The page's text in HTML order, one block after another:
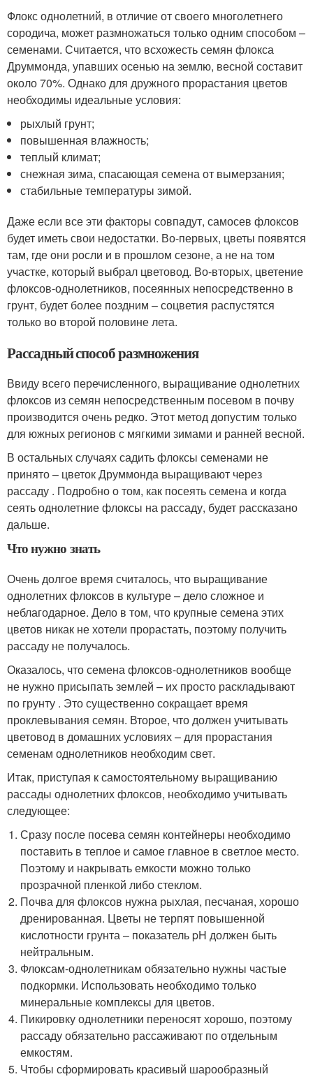
Флокс однолетний, в отличие от своего многолетнего
сородича, может размножаться только одним способом –
семенами. Считается, что всхожесть семян флокса
Друммонда, упавших осенью на землю, весной составит
около 70%. Однако для дружного прорастания цветов
необходимы идеальные условия:
рыхлый грунт;
повышенная влажность;
теплый климат;
снежная зима, спасающая семена от вымерзания;
стабильные температуры зимой.
Даже если все эти факторы совпадут, самосев флоксов
будет иметь свои недостатки. Во-первых, цветы появятся
там, где они росли и в прошлом сезоне, а не на том
участке, который выбрал цветовод. Во-вторых, цветение
флоксов-однолетников, посеянных непосредственно в
грунт, будет более поздним – соцветия распустятся
только во второй половине лета.
Рассадный способ размножения
Ввиду всего перечисленного, выращивание однолетних
флоксов из семян непосредственным посевом в почву
производится очень редко. Этот метод допустим только
для южных регионов с мягкими зимами и ранней весной.
В остальных случаях садить флоксы семенами не
принято – цветок Друммонда выращивают через
рассаду . Подробно о том, как посеять семена и когда
сеять однолетние флоксы на рассаду, будет рассказано
дальше.
Что нужно знать
Очень долгое время считалось, что выращивание
однолетних флоксов в культуре – дело сложное и
неблагодарное. Дело в том, что крупные семена этих
цветов никак не хотели прорастать, поэтому получить
рассаду не получалось.
Оказалось, что семена флоксов-однолетников вообще
не нужно присыпать землей – их просто раскладывают
по грунту . Это существенно сокращает время
проклевывания семян. Второе, что должен учитывать
цветовод в домашних условиях – для прорастания
семенам однолетников необходим свет.
Итак, приступая к самостоятельному выращиванию
рассады однолетних флоксов, необходимо учитывать
следующее:
Сразу после посева семян контейнеры необходимо
поставить в теплое и самое главное в светлое место.
Поэтому и накрывать емкости можно только
прозрачной пленкой либо стеклом.
Почва для флоксов нужна рыхлая, песчаная, хорошо
дренированная. Цветы не терпят повышенной
кислотности грунта – показатель pH должен быть
нейтральным.
Флоксам-однолетникам обязательно нужны частые
подкормки. Использовать необходимо только
минеральные комплексы для цветов.
Пикировку однолетники переносят хорошо, поэтому
рассаду обязательно рассаживают по отдельным
емкостям.
Чтобы сформировать красивый шарообразный